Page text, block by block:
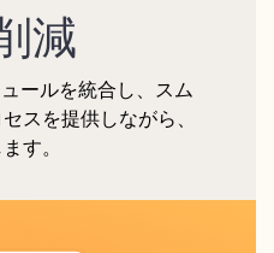
減
ールを統合し、スム
スを提供しながら、
す。